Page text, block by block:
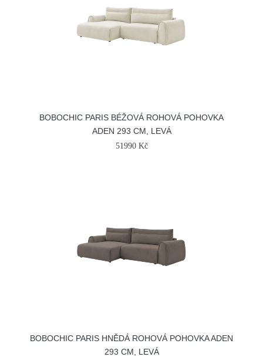
BOBOCHIC PARIS BÉŽOVÁ ROHOVÁ POHOVKA
ADEN 293 CM, LEVÁ
51990 Kč
BOBOCHIC PARIS HNĚDÁ ROHOVÁ POHOVKA ADEN
293 CM, LEVÁ